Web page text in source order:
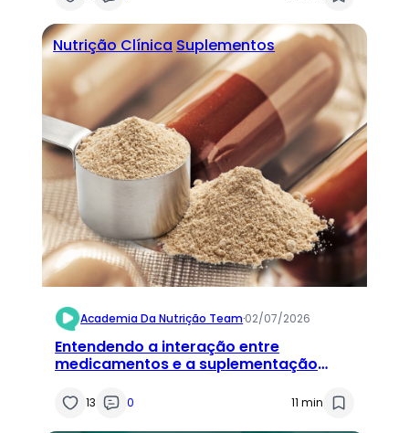
Nutrição Clínica Suplementos
Academia Da Nutrição Team·02/07/2026
Entendendo a interação entre
medicamentos e a suplementação
13 0 11 min